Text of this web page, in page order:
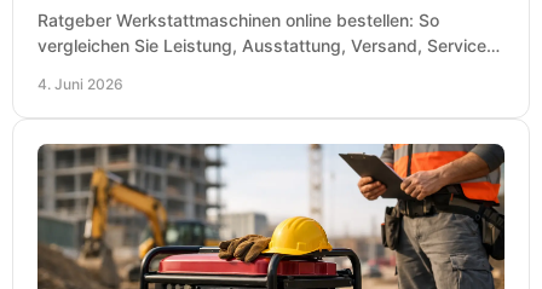
Ratgeber Werkstattmaschinen online bestellen: So
vergleichen Sie Leistung, Ausstattung, Versand, Service
4. Juni 2026